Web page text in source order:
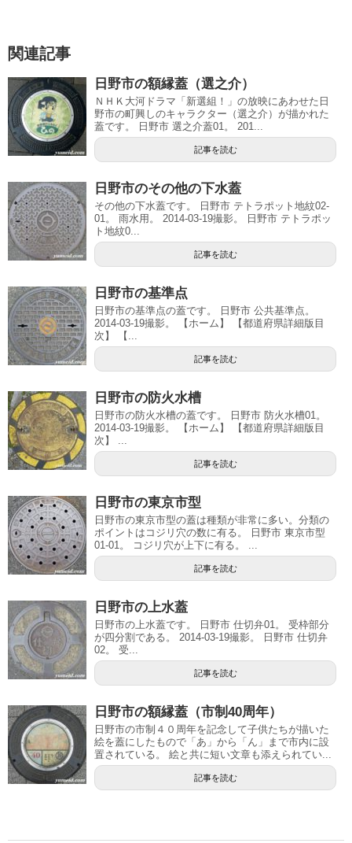
関連記事
日野市の額縁蓋（選之介）
ＮＨＫ大河ドラマ「新選組！」の放映にあわせた日
野市の町興しのキャラクター（選之介）が描かれた
蓋です。 日野市 選之介蓋01。 201...
記事を読む
日野市のその他の下水蓋
その他の下水蓋です。 日野市 テトラポット地紋02-
01。 雨水用。 2014-03-19撮影。 日野市 テトラポッ
ト地紋0...
記事を読む
日野市の基準点
日野市の基準点の蓋です。 日野市 公共基準点。
2014-03-19撮影。 【ホーム】 【都道府県詳細版目
次】 【...
記事を読む
日野市の防火水槽
日野市の防火水槽の蓋です。 日野市 防火水槽01。
2014-03-19撮影。 【ホーム】 【都道府県詳細版目
次】 ...
記事を読む
日野市の東京市型
日野市の東京市型の蓋は種類が非常に多い。分類の
ポイントはコジリ穴の数に有る。 日野市 東京市型
01-01。 コジリ穴が上下に有る。 ...
記事を読む
日野市の上水蓋
日野市の上水蓋です。 日野市 仕切弁01。 受枠部分
が四分割である。 2014-03-19撮影。 日野市 仕切弁
02。 受...
記事を読む
日野市の額縁蓋（市制40周年）
日野市の市制４０周年を記念して子供たちが描いた
絵を蓋にしたもので「あ」から「ん」まで市内に設
置されている。 絵と共に短い文章も添えられてい...
記事を読む